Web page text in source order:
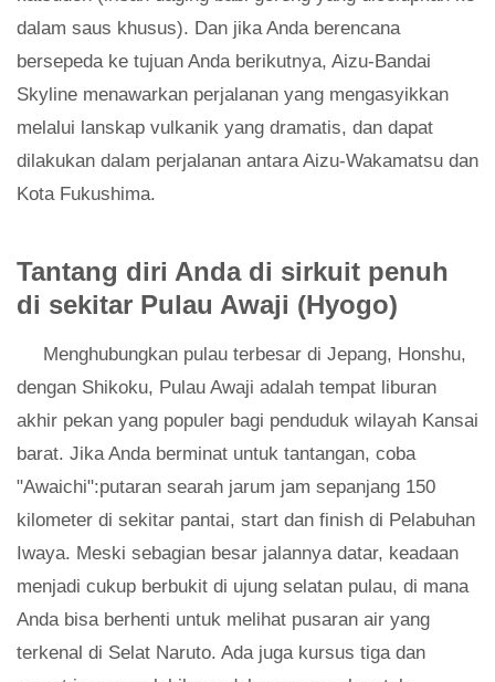
dalam saus khusus). Dan jika Anda berencana
bersepeda ke tujuan Anda berikutnya, Aizu-Bandai
Skyline menawarkan perjalanan yang mengasyikkan
melalui lanskap vulkanik yang dramatis, dan dapat
dilakukan dalam perjalanan antara Aizu-Wakamatsu dan
Kota Fukushima.
Tantang diri Anda di sirkuit penuh
di sekitar Pulau Awaji (Hyogo)
Menghubungkan pulau terbesar di Jepang, Honshu,
dengan Shikoku, Pulau Awaji adalah tempat liburan
akhir pekan yang populer bagi penduduk wilayah Kansai
barat. Jika Anda berminat untuk tantangan, coba
"Awaichi":putaran searah jarum jam sepanjang 150
kilometer di sekitar pantai, start dan finish di Pelabuhan
Iwaya. Meski sebagian besar jalannya datar, keadaan
menjadi cukup berbukit di ujung selatan pulau, di mana
Anda bisa berhenti untuk melihat pusaran air yang
terkenal di Selat Naruto. Ada juga kursus tiga dan